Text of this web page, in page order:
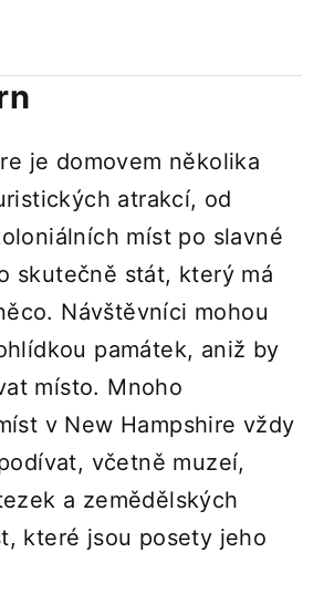
je domovem několika
atrakcí, od
míst po slavné
skutečně stát, který má
Návštěvníci mohou
památek, aniž by
místo. Mnoho
v New Hampshire vždy
včetně muzeí,
a zemědělských
které jsou posety jeho